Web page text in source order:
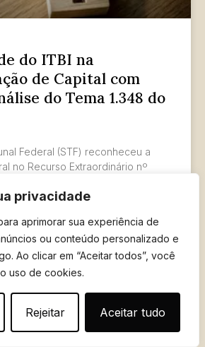
privacidade
aprimorar sua experiência de
ou conteúdo personalizado e
Ao clicar em “Aceitar todos”, você
uso de cookies.
Rejeitar Aceitar tudo
do ITBI na
de Capital com
do Tema 1.348 do
Federal (STF) reconheceu a
no Recurso Extraordinário nº
sobre